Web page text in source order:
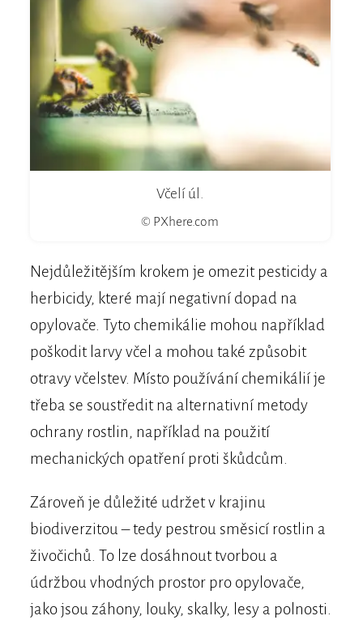
Včelí úl.
© PXhere.com
Nejdůležitějším krokem je omezit pesticidy a
herbicidy, které mají negativní dopad na
opylovače. Tyto chemikálie mohou například
poškodit larvy včel a mohou také způsobit
otravy včelstev. Místo používání chemikálií je
třeba se soustředit na alternativní metody
ochrany rostlin, například na použití
mechanických opatření proti škůdcům.
Zároveň je důležité udržet v krajinu
biodiverzitou – tedy pestrou směsicí rostlin a
živočichů. To lze dosáhnout tvorbou a
údržbou vhodných prostor pro opylovače,
jako jsou záhony, louky, skalky, lesy a polnosti.